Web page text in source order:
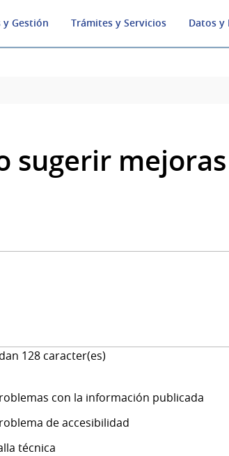
y Gestión Trámites y Servicios Datos y
sugerir mejoras
128 caracter(es)
con la información publicada
de accesibilidad
técnica